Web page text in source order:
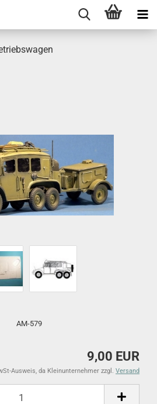
AM-579
9,00 EUR
Ausweis, da Kleinunternehmer zzgl. Versand